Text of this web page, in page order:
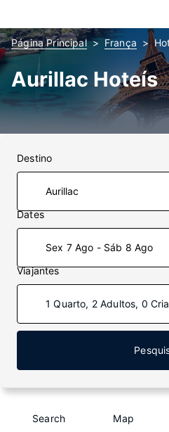
Página Principal França
Aurillac Hoteís
Destino
Dates
Sex 7 Ago - Sáb 8 Ago
Viajantes
1 Quarto, 2 Adultos, 0
Search Map